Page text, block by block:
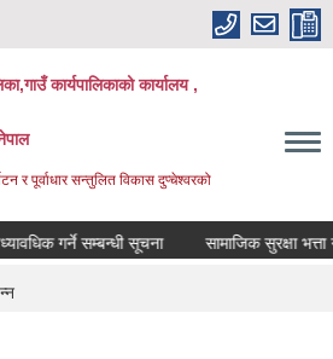
कार्यपालिकाको कार्यालय ,
र पूर्वाधार सन्तुलित विकास दुप्चेश्वरको
गर्ने सम्बन्धी सूचना सामाजिक सुरक्षा भत्ता